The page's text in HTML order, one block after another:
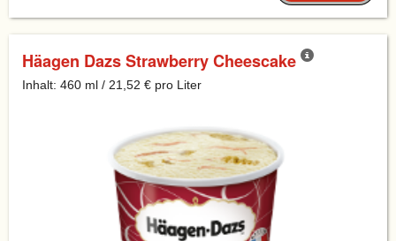
Häagen Dazs Strawberry Cheescake
Inhalt: 460 ml / 21,52 € pro Liter